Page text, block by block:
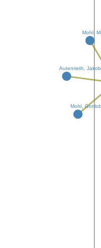
Mohl,
Autenrieth,
Mohl,